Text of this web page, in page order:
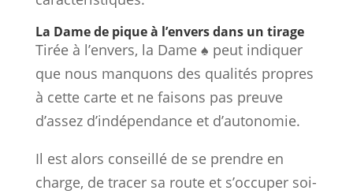
La Dame de pique à l’envers dans un tirage
Tirée à l’envers, la Dame ♠ peut indiquer
que nous manquons des qualités propres
à cette carte et ne faisons pas preuve
d’assez d’indépendance et d’autonomie.
Il est alors conseillé de se prendre en
charge, de tracer sa route et s’occuper soi-